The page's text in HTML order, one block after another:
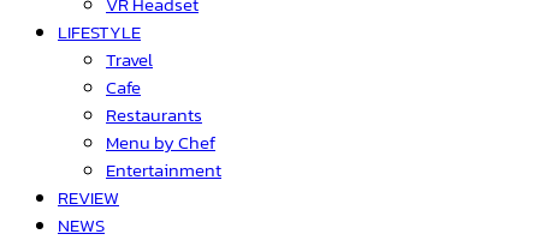
LIFESTYLE
Travel
Cafe
Restaurants
Menu by Chef
Entertainment
REVIEW
NEWS